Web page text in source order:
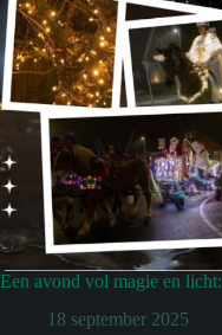
Een avond vol magie en licht:
18 september 2025